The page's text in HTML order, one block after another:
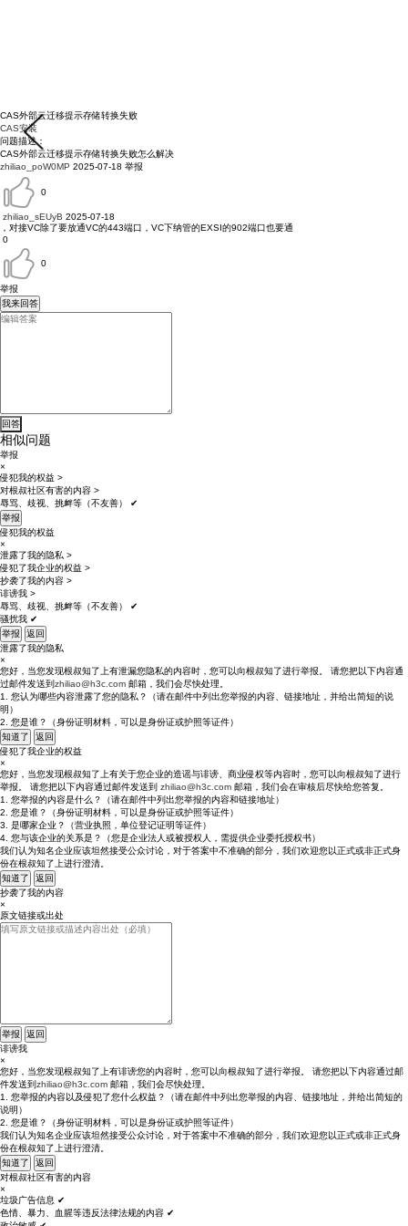
CAS外部云迁移提示存储转换失败
CAS安装
问题描述：
CAS外部云迁移提示存储转换失败怎么解决
zhiliao_poW0MP 2025-07-18 举报
0
zhiliao_sEUyB 2025-07-18
，对接VC除了要放通VC的443端口，VC下纳管的EXSI的902端口也要通
0
0
举报
我来回答
相似问题
举报
×
侵犯我的权益 >
对根叔社区有害的内容 >
辱骂、歧视、挑衅等（不友善）
✔
举报
侵犯我的权益
×
泄露了我的隐私 >
侵犯了我企业的权益 >
抄袭了我的内容 >
诽谤我 >
辱骂、歧视、挑衅等（不友善）
✔
骚扰我 ✔
举报
返回
泄露了我的隐私
×
您好，当您发现根叔知了上有泄漏您隐私的内容时，您可以向根叔知了进行举报。 请您把以下内容通
过邮件发送到zhiliao@h3c.com 邮箱，我们会尽快处理。
1. 您认为哪些内容泄露了您的隐私？（请在邮件中列出您举报的内容、链接地址，并给出简短的说
明）
2. 您是谁？（身份证明材料，可以是身份证或护照等证件）
知道了
返回
侵犯了我企业的权益
×
您好，当您发现根叔知了上有关于您企业的造谣与诽谤、商业侵权等内容时，您可以向根叔知了进行
举报。 请您把以下内容通过邮件发送到 zhiliao@h3c.com 邮箱，我们会在审核后尽快给您答复。
1. 您举报的内容是什么？（请在邮件中列出您举报的内容和链接地址）
2. 您是谁？（身份证明材料，可以是身份证或护照等证件）
3. 是哪家企业？（营业执照，单位登记证明等证件）
4. 您与该企业的关系是？（您是企业法人或被授权人，需提供企业委托授权书）
我们认为知名企业应该坦然接受公众讨论，对于答案中不准确的部分，我们欢迎您以正式或非正式身
份在根叔知了上进行澄清。
知道了
返回
抄袭了我的内容
×
原文链接或出处
举报
返回
诽谤我
×
您好，当您发现根叔知了上有诽谤您的内容时，您可以向根叔知了进行举报。 请您把以下内容通过邮
件发送到zhiliao@h3c.com 邮箱，我们会尽快处理。
1. 您举报的内容以及侵犯了您什么权益？（请在邮件中列出您举报的内容、链接地址，并给出简短的
说明）
2. 您是谁？（身份证明材料，可以是身份证或护照等证件）
我们认为知名企业应该坦然接受公众讨论，对于答案中不准确的部分，我们欢迎您以正式或非正式身
份在根叔知了上进行澄清。
知道了
返回
对根叔社区有害的内容
×
垃圾广告信息 ✔
色情、暴力、血腥等违反法律法规的内容 ✔